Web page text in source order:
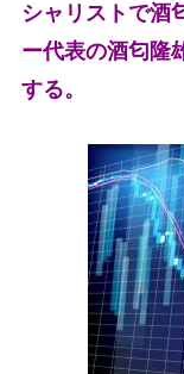
シャリストで酒
ー代表の酒匂隆
する。